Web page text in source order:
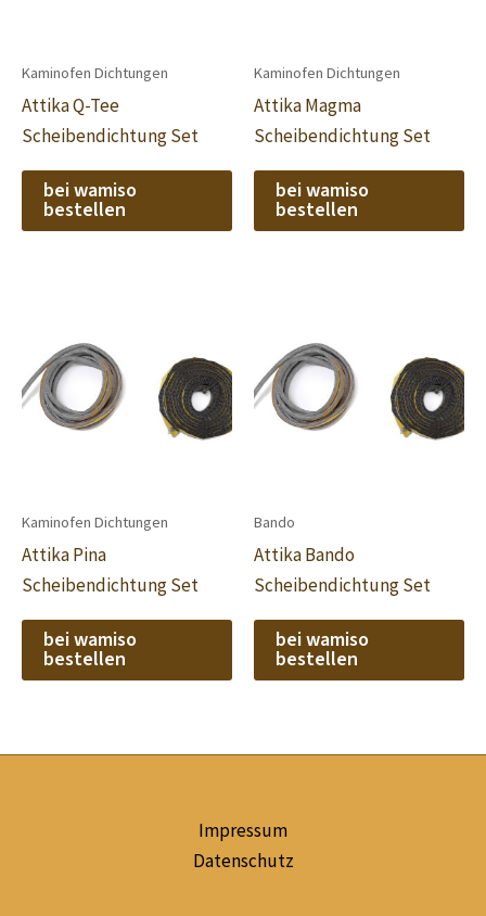
Kaminofen Dichtungen
Attika Q-Tee
Scheibendichtung Set
bei wamiso
bestellen
Kaminofen Dichtungen
Attika Magma
Scheibendichtung Set
bei wamiso
bestellen
Kaminofen Dichtungen
Attika Pina
Scheibendichtung Set
bei wamiso
bestellen
Bando
Attika Bando
Scheibendichtung Set
bei wamiso
bestellen
Impressum
Datenschutz